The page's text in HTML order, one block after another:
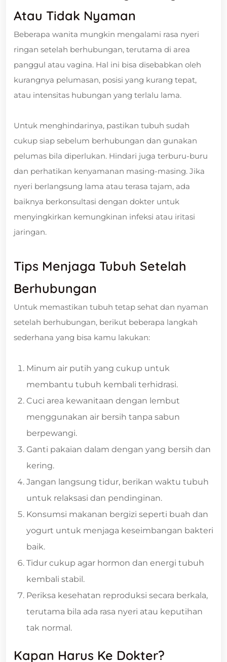
Atau Tidak Nyaman
Beberapa wanita mungkin mengalami rasa nyeri
ringan setelah berhubungan, terutama di area
panggul atau vagina. Hal ini bisa disebabkan oleh
kurangnya pelumasan, posisi yang kurang tepat,
atau intensitas hubungan yang terlalu lama.
Untuk menghindarinya, pastikan tubuh sudah
cukup siap sebelum berhubungan dan gunakan
pelumas bila diperlukan. Hindari juga terburu-buru
dan perhatikan kenyamanan masing-masing. Jika
nyeri berlangsung lama atau terasa tajam, ada
baiknya berkonsultasi dengan dokter untuk
menyingkirkan kemungkinan infeksi atau iritasi
jaringan.
Tips Menjaga Tubuh Setelah
Berhubungan
Untuk memastikan tubuh tetap sehat dan nyaman
setelah berhubungan, berikut beberapa langkah
sederhana yang bisa kamu lakukan:
Minum air putih yang cukup untuk
membantu tubuh kembali terhidrasi.
Cuci area kewanitaan dengan lembut
menggunakan air bersih tanpa sabun
berpewangi.
Ganti pakaian dalam dengan yang bersih dan
kering.
Jangan langsung tidur, berikan waktu tubuh
untuk relaksasi dan pendinginan.
Konsumsi makanan bergizi seperti buah dan
yogurt untuk menjaga keseimbangan bakteri
baik.
Tidur cukup agar hormon dan energi tubuh
kembali stabil.
Periksa kesehatan reproduksi secara berkala,
terutama bila ada rasa nyeri atau keputihan
tak normal.
Kapan Harus Ke Dokter?